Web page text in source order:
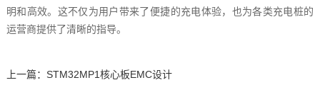
明和高效。这不仅为用户带来了便捷的充电体验，也为各类充电桩的
运营商提供了清晰的指导。
上一篇： STM32MP1核心板EMC设计